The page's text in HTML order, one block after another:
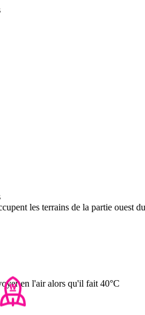
les terrains de la partie ouest du
en l'air alors qu'il fait 40°C